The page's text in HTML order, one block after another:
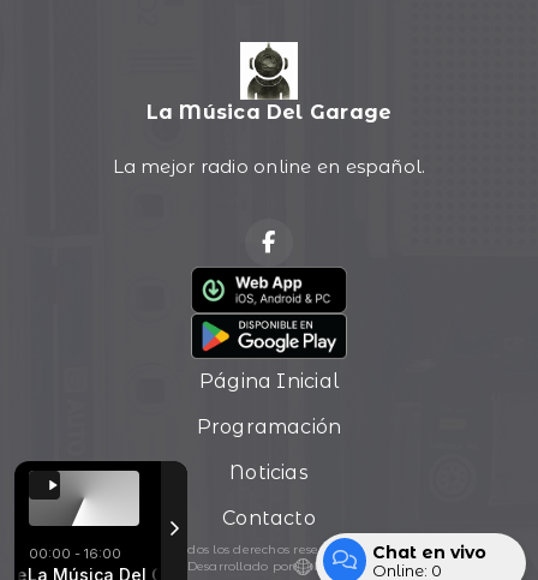
00:00 - 16:00
La Música Del Garage con Ezequiel Ponce
Walsh - Life_s Been Good
La Música Del Garage
La mejor radio online en español.
Página Inicial
Programación
Noticias
Contacto
Todos los derechos reservados.
Desarrollado por
Chat en vivo
Online: 0